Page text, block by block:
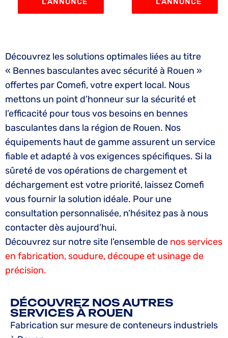
Découvrez les solutions optimales liées au titre
« Bennes basculantes avec sécurité à Rouen »
offertes par Comefi, votre expert local. Nous
mettons un point d’honneur sur la sécurité et
l’efficacité pour tous vos besoins en bennes
basculantes dans la région de Rouen. Nos
équipements haut de gamme assurent un service
fiable et adapté à vos exigences spécifiques. Si la
sûreté de vos opérations de chargement et
déchargement est votre priorité, laissez Comefi
vous fournir la solution idéale. Pour une
consultation personnalisée, n’hésitez pas à nous
contacter dès aujourd’hui.
Découvrez sur notre site l’ensemble de nos services
en fabrication, soudure, découpe et usinage de
précision.
DÉCOUVREZ NOS AUTRES
SERVICES À ROUEN
Fabrication sur mesure de conteneurs industriels